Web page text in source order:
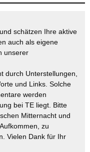
schätzen Ihre aktive
auch als eigene
unserer
durch Unterstellungen,
und Links. Solche
werden
bei TE liegt. Bitte
Mitternacht und
zu
Vielen Dank für Ihr